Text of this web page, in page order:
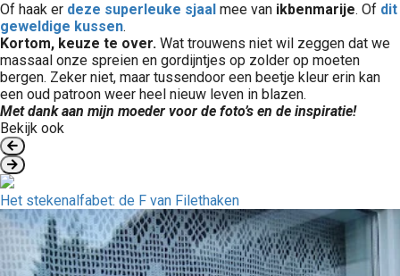
Of haak er deze superleuke sjaal mee van ikbenmarije. Of dit
geweldige kussen.
Kortom, keuze te over. Wat trouwens niet wil zeggen dat we
massaal onze spreien en gordijntjes op zolder op moeten
bergen. Zeker niet, maar tussendoor een beetje kleur erin kan
een oud patroon weer heel nieuw leven in blazen.
Met dank aan mijn moeder voor de foto’s en de inspiratie!
Bekijk ook
Het stekenalfabet: de F van Filethaken